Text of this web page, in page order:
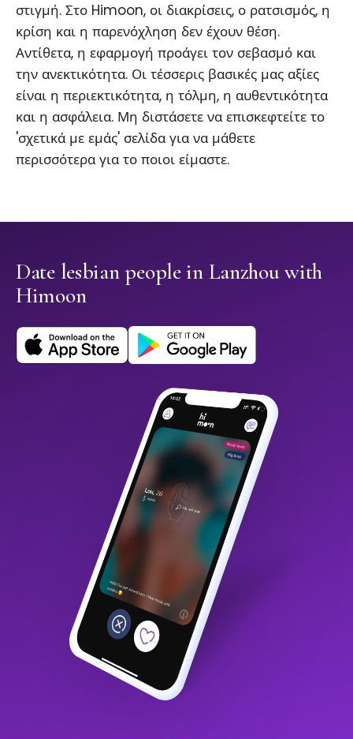
στιγμή. Στο Himoon, οι διακρίσεις, ο ρατσισμός, η
κρίση και η παρενόχληση δεν έχουν θέση.
Αντίθετα, η εφαρμογή προάγει τον σεβασμό και
την ανεκτικότητα. Οι τέσσερις βασικές μας αξίες
είναι η περιεκτικότητα, η τόλμη, η αυθεντικότητα
και η ασφάλεια. Μη διστάσετε να επισκεφτείτε το
'σχετικά με εμάς' σελίδα για να μάθετε
περισσότερα για το ποιοι είμαστε.
Date lesbian people in Lanzhou with
Himoon